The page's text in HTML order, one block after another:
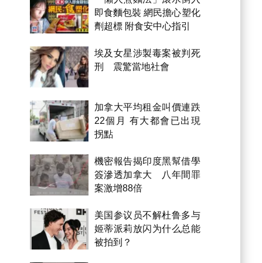
即食麵包裝 網民擔心塑化
劑超標 附食安中心指引
埃及女星涉製毒案被判死
刑 震驚當地社會
加拿大平均租金叫價連跌
22個月 有大都會已出現
拐點
機密報告揭印度黑幫借學
簽滲透加拿大 八年間罪
案激增88倍
美国参议员不解杜鲁多与
姬蒂派莉放闪为什么总能
被拍到？